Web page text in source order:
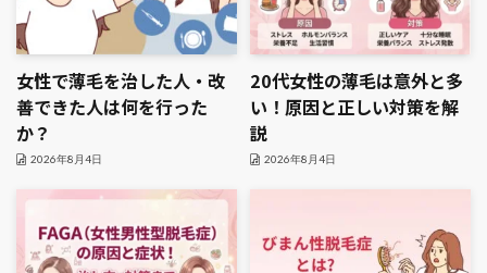
女性で薄毛を治した人・改
善できた人は何を行った
か？
2026年8月4日
20代女性の薄毛は意外と多
い！原因と正しい対策を解
説
2026年8月4日